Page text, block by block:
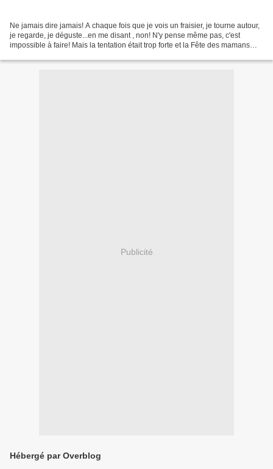
Ne jamais dire jamais! A chaque fois que je vois un fraisier, je tourne autour,
je regarde, je déguste...en me disant , non! N'y pense même pas, c'est
impossible à faire! Mais la tentation était trop forte et la Fête des mamans
Publicité
Hébergé par Overblog